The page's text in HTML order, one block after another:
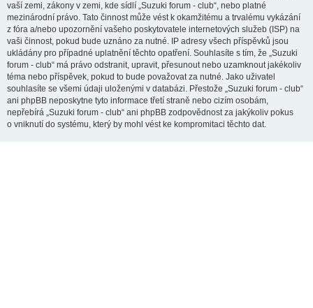
vaší zemi, zákony v zemi, kde sídlí „Suzuki forum - club“, nebo platné
mezinárodní právo. Tato činnost může vést k okamžitému a trvalému vykázání
z fóra a/nebo upozornění vašeho poskytovatele internetových služeb (ISP) na
vaši činnost, pokud bude uznáno za nutné. IP adresy všech příspěvků jsou
ukládány pro případné uplatnění těchto opatření. Souhlasíte s tím, že „Suzuki
forum - club“ má právo odstranit, upravit, přesunout nebo uzamknout jakékoliv
téma nebo příspěvek, pokud to bude považovat za nutné. Jako uživatel
souhlasíte se všemi údaji uloženými v databázi. Přestože „Suzuki forum - club“
ani phpBB neposkytne tyto informace třetí straně nebo cizím osobám,
nepřebírá „Suzuki forum - club“ ani phpBB zodpovědnost za jakýkoliv pokus
o vniknutí do systému, který by mohl vést ke kompromitaci těchto dat.